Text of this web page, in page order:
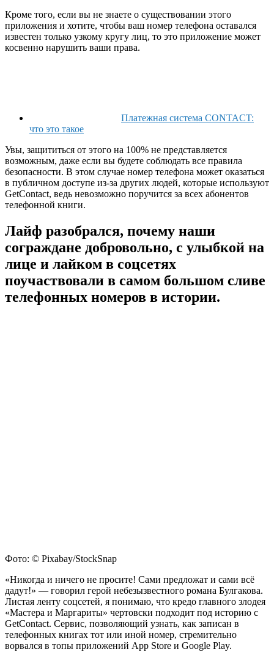
Кроме того, если вы не знаете о существовании этого
приложения и хотите, чтобы ваш номер телефона оставался
известен только узкому кругу лиц, то это приложение может
косвенно нарушить ваши права.
Платежная система CONTACT:
что это такое
Увы, защититься от этого на 100% не представляется
возможным, даже если вы будете соблюдать все правила
безопасности. В этом случае номер телефона может оказаться
в публичном доступе из-за других людей, которые используют
GetContact, ведь невозможно поручится за всех абонентов
телефонной книги.
Лайф разобрался, почему наши
сограждане добровольно, с улыбкой на
лице и лайком в соцсетях
поучаствовали в самом большом сливе
телефонных номеров в истории.
Фото: © Pixabay/StockSnap
«Никогда и ничего не просите! Сами предложат и сами всё
дадут!» — говорил герой небезызвестного романа Булгакова.
Листая ленту соцсетей, я понимаю, что кредо главного злодея
«Мастера и Маргариты» чертовски подходит под историю с
GetContact. Сервис, позволяющий узнать, как записан в
телефонных книгах тот или иной номер, стремительно
ворвался в топы приложений App Store и Google Play.